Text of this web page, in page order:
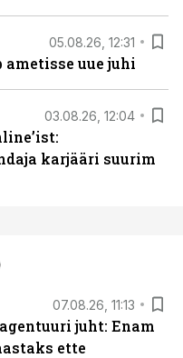
05.08.26, 12:31
uue juhi
03.08.26, 12:04
karjääri suurim
07.08.26, 11:13
juht: Enam
ette